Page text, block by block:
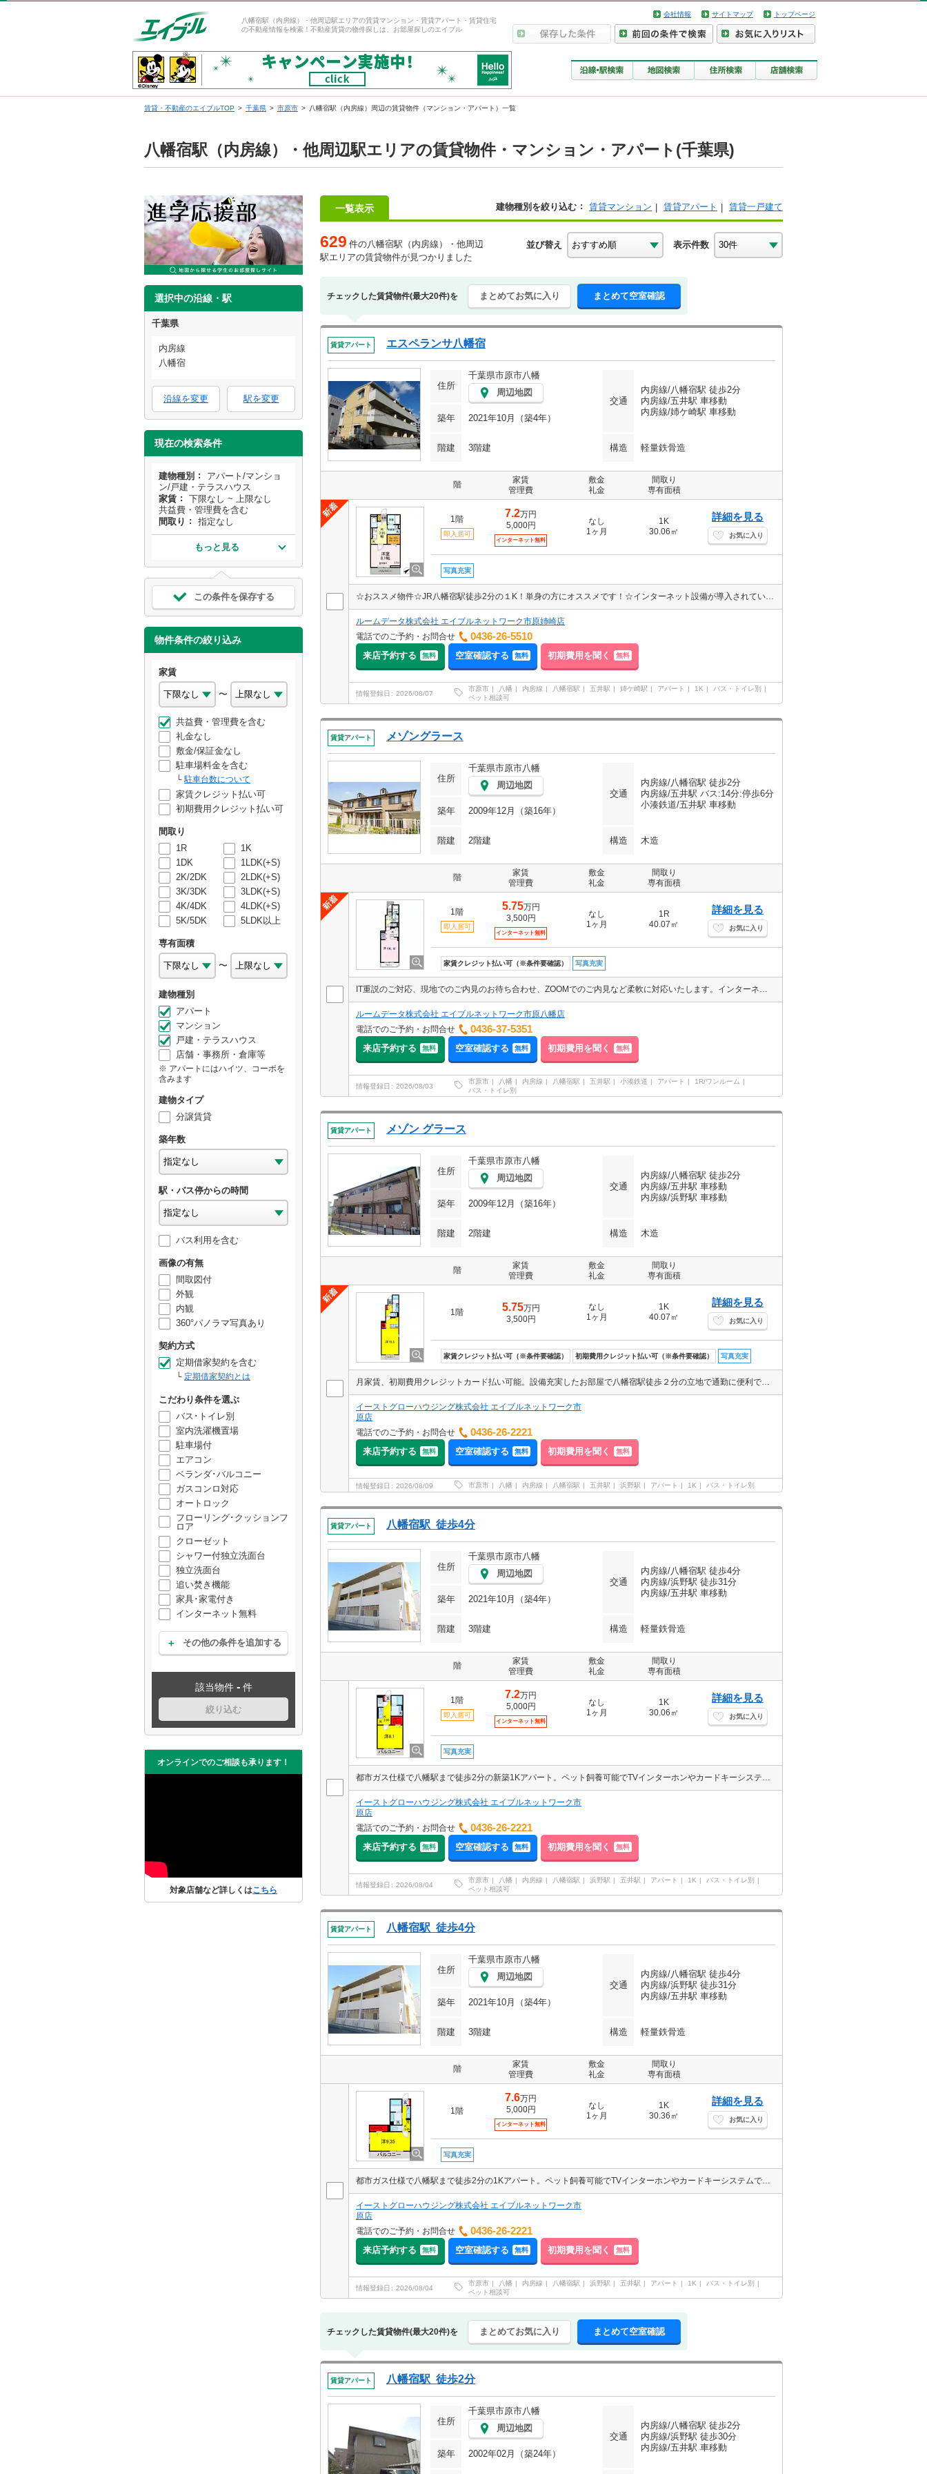
八幡宿駅（内房線）・他周辺駅エリアの賃貸マンション・賃貸アパート・賃貸住宅
の不動産情報を検索！不動産賃貸の物件探しは、お部屋探しのエイブル
会社情報 サイトマップ トップページ
賃貸・不動産のエイブルTOP 千葉県 市原市 八幡宿駅（内房線）周辺の賃貸物件（マンション・アパート）一覧
八幡宿駅（内房線）・他周辺駅エリアの賃貸物件・マンション・アパート(千葉県)
選択中の沿線・駅
千葉県
内房線
八幡宿
沿線を変更 駅を変更
現在の検索条件
建物種別
アパート/マンショ
ン/戸建・テラスハウス
家賃
下限なし ~ 上限なし
共益費・管理費を含む
間取り
指定なし
もっと見る
この条件を保存する
物件条件の絞り込み
家賃
〜
共益費・管理費を含む
礼金なし
敷金/保証金なし
駐車場料金を含む
駐車台数について
家賃クレジット払い可
初期費用クレジット払い可
間取り
1R
1K
1DK
1LDK(+S)
2K/2DK
2LDK(+S)
3K/3DK
3LDK(+S)
4K/4DK
4LDK(+S)
5K/5DK
5LDK以上
専有面積
〜
建物種別
アパート
マンション
戸建・テラスハウス
店舗・事務所・倉庫等
アパートにはハイツ、コーポを
含みます
建物タイプ
分譲賃貸
築年数
駅・バス停からの時間
バス利用を含む
画像の有無
間取図付
外観
内観
360°パノラマ写真あり
契約方式
定期借家契約を含む
定期借家契約とは
こだわり条件を選ぶ
バス･トイレ別
室内洗濯機置場
駐車場付
エアコン
ベランダ･バルコニー
ガスコンロ対応
オートロック
フローリング･クッションフ
ロア
クローゼット
シャワー付独立洗面台
独立洗面台
追い焚き機能
家具･家電付き
インターネット無料
その他の条件を追加する
該当物件 - 件
絞り込む
オンラインでのご相談も承ります！
対象店舗など詳しくはこちら
一覧表示 建物種別を絞り込む 賃貸マンション 賃貸アパート 賃貸一戸建て
629 件の八幡宿駅（内房線）・他周辺
駅エリアの賃貸物件が見つかりました
並び替え 表示件数
チェックした賃貸物件(最大20件)を まとめてお気に入り まとめて空室確認
賃貸アパート エスペランサ八幡宿
住所
千葉県市原市八幡
周辺地図
交通
内房線/八幡宿駅 徒歩2分
内房線/五井駅 車移動
内房線/姉ケ崎駅 車移動
築年 2021年10月（築4年）
階建 3階建 構造 軽量鉄骨造
階
家賃
管理費
敷金
礼金
間取り
専有面積
1階
即入居可
7.2万円
5,000円
インターネット無料
なし
1ヶ月
1K
30.06㎡
詳細を見る
お気に入り
写真充実
☆おススメ物件☆JR八幡宿駅徒歩2分の１K！単身の方にオススメです！☆インターネット設備が導入されているため、ご入居からご利用いただけます。☆お部屋探しは！安心☆安全☆仲介実績！賃貸物件取扱数！最大手全国ネットのエイブルネットワーク各店へ♡その他ネットに掲載していない物件多数御座います。(^^♪♡
ルームデータ株式会社 エイブルネットワーク市原姉崎店
電話でのご予約・お問合せ
0436-26-5510
来店予約する 無料 空室確認する 無料 初期費用を聞く 無料
情報登録日 2026/08/07
市原市 八幡 内房線 八幡宿駅 五井駅 姉ケ崎駅 アパート 1K
バス・トイレ別
ペット相談可
賃貸アパート メゾングラース
住所
千葉県市原市八幡
周辺地図
交通
内房線/八幡宿駅 徒歩2分
内房線/五井駅 バス:14分:停歩6分
小湊鉄道/五井駅 車移動
築年 2009年12月（築16年）
階建 2階建 構造 木造
階
家賃
管理費
敷金
礼金
間取り
専有面積
1階
即入居可
5.75万円
3,500円
インターネット無料
なし
1ヶ月
1R
40.07㎡
詳細を見る
お気に入り
家賃クレジット払い可（※条件要確認） 写真充実
IT重説のご対応、現地でのご内見のお待ち合わせ、ZOOMでのご内見など柔軟に対応いたします。インターネット無料、追い焚き、浴室乾燥機、温水洗浄便座つき。お部屋探しは物件取扱い数最大手のエイブルネットワーク各店へ是非お気軽にご相談ください。
ルームデータ株式会社 エイブルネットワーク市原八幡店
電話でのご予約・お問合せ
0436-37-5351
来店予約する 無料 空室確認する 無料 初期費用を聞く 無料
情報登録日 2026/08/03
市原市 八幡 内房線 八幡宿駅 五井駅 小湊鉄道 アパート
1R/ワンルーム
バス・トイレ別
賃貸アパート メゾン グラース
住所
千葉県市原市八幡
周辺地図
交通
内房線/八幡宿駅 徒歩2分
内房線/五井駅 車移動
内房線/浜野駅 車移動
築年 2009年12月（築16年）
階建 2階建 構造 木造
階
家賃
管理費
敷金
礼金
間取り
専有面積
1階 5.75万円
3,500円
なし
1ヶ月
1K
40.07㎡
詳細を見る
お気に入り
家賃クレジット払い可（※条件要確認） 初期費用クレジット払い可（※条件要確認） 写真充実
月家賃、初期費用クレジットカード払い可能。設備充実したお部屋で八幡宿駅徒歩２分の立地で通勤に便利です。物件のお問い合わせ、来店のご予約はエイブル市原店（TEL:0436-26-2221）まで。
イーストグローハウジング株式会社 エイブルネットワーク市
原店
電話でのご予約・お問合せ
0436-26-2221
来店予約する 無料 空室確認する 無料 初期費用を聞く 無料
情報登録日 2026/08/09 市原市 八幡 内房線 八幡宿駅 五井駅 浜野駅 アパート 1K バス・トイレ別
賃貸アパート 八幡宿駅 徒歩4分
住所
千葉県市原市八幡
周辺地図
交通
内房線/八幡宿駅 徒歩4分
内房線/浜野駅 徒歩31分
内房線/五井駅 車移動
築年 2021年10月（築4年）
階建 3階建 構造 軽量鉄骨造
階
家賃
管理費
敷金
礼金
間取り
専有面積
1階
即入居可
7.2万円
5,000円
インターネット無料
なし
1ヶ月
1K
30.06㎡
詳細を見る
お気に入り
写真充実
都市ガス仕様で八幡駅まで徒歩2分の新築1Kアパート。ペット飼養可能でTVインターホンやカードキーシステムでセキュリティ抜群。人気のバス・トイレ別にエアコン1基付いてます。物件のお問い合わせ、来店のご予約はエイブル市原店（TEL:0436-26-2221）まで。
イーストグローハウジング株式会社 エイブルネットワーク市
原店
電話でのご予約・お問合せ
0436-26-2221
来店予約する 無料 空室確認する 無料 初期費用を聞く 無料
情報登録日 2026/08/04
市原市 八幡 内房線 八幡宿駅 浜野駅 五井駅 アパート 1K
バス・トイレ別
ペット相談可
賃貸アパート 八幡宿駅 徒歩4分
住所
千葉県市原市八幡
周辺地図
交通
内房線/八幡宿駅 徒歩4分
内房線/浜野駅 徒歩31分
内房線/五井駅 車移動
築年 2021年10月（築4年）
階建 3階建 構造 軽量鉄骨造
階
家賃
管理費
敷金
礼金
間取り
専有面積
1階
7.6万円
5,000円
インターネット無料
なし
1ヶ月
1K
30.36㎡
詳細を見る
お気に入り
写真充実
都市ガス仕様で八幡駅まで徒歩2分の1Kアパート。ペット飼養可能でTVインターホンやカードキーシステムでセキュリティ抜群。
イーストグローハウジング株式会社 エイブルネットワーク市
原店
電話でのご予約・お問合せ
0436-26-2221
来店予約する 無料 空室確認する 無料 初期費用を聞く 無料
情報登録日 2026/08/04
市原市 八幡 内房線 八幡宿駅 浜野駅 五井駅 アパート 1K
バス・トイレ別
ペット相談可
チェックした賃貸物件(最大20件)を まとめてお気に入り まとめて空室確認
賃貸アパート 八幡宿駅 徒歩2分
住所
千葉県市原市八幡
周辺地図
交通
内房線/八幡宿駅 徒歩2分
内房線/浜野駅 徒歩30分
内房線/五井駅 車移動
築年 2002年02月（築24年）